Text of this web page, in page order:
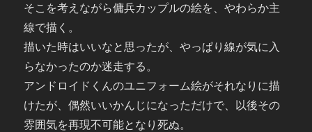
そこを考えながら傭兵カップルの絵を、やわらか主
線で描く。
描いた時はいいなと思ったが、やっぱり線が気に入
らなかったのか迷走する。
アンドロイドくんのユニフォーム絵がそれなりに描
けたが、偶然いいかんじになっただけで、以後その
雰囲気を再現不可能となり死ぬ。